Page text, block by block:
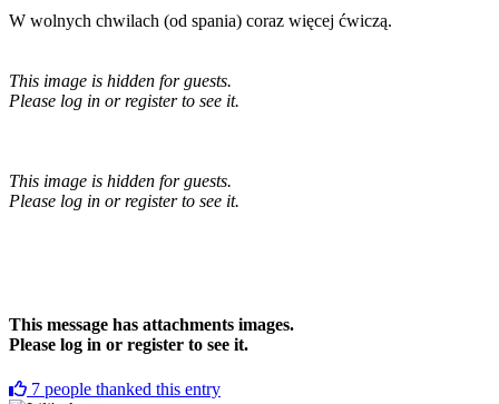
W wolnych chwilach (od spania) coraz więcej ćwiczą.
This image is hidden for guests.
Please log in or register to see it.
This image is hidden for guests.
Please log in or register to see it.
This message has attachments images.
Please log in or register to see it.
7 people thanked this entry